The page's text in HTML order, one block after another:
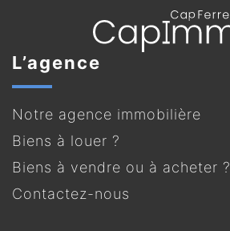
L’agence
Notre agence immobilière
Biens à louer ?
Biens à vendre ou à acheter ?
Contactez-nous